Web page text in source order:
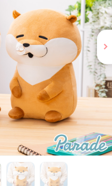
公式 X
公式 Instagram
ー